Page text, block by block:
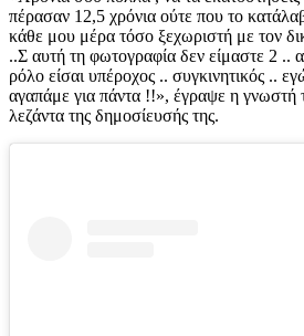
πέρασαν 12,5 χρόνια ούτε που το
κάθε μου μέρα τόσο ξεχωριστή με τον
..Σ αυτή τη φωτογραφία δεν είμαστε 2 ..
ρόλο είσαι υπέροχος .. συγκινητικός ..
αγαπάμε για πάντα !!», έγραψε η γνωστή
λεζάντα της δημοσίευσής της.